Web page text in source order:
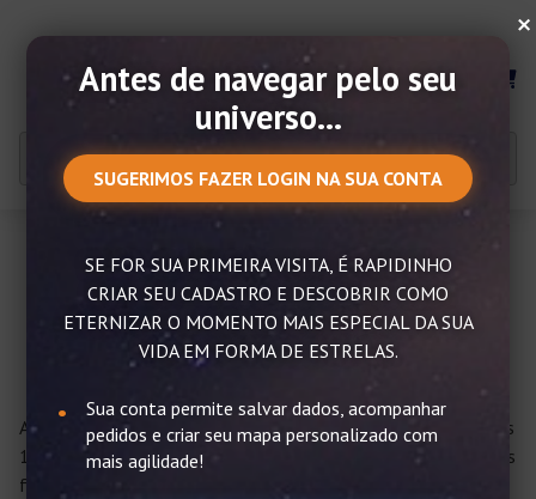
Constelação de Câncer –
Curiosidades e Informações
A Constelação de Câncer fica no hemisfério norte e é uma das
12 constelações do zodíaco. Apesar de ser considerada a mais
fraca entre elas por ter poucos objetos visíveis, com
×
Antes de navegar pelo seu
universo...
SUGERIMOS FAZER LOGIN NA SUA CONTA
SE FOR SUA PRIMEIRA VISITA, É RAPIDINHO
CRIAR SEU CADASTRO E DESCOBRIR COMO
ETERNIZAR O MOMENTO MAIS ESPECIAL DA SUA
VIDA EM FORMA DE ESTRELAS.
Sua conta permite salvar dados, acompanhar
pedidos e criar seu mapa personalizado com
mais agilidade!